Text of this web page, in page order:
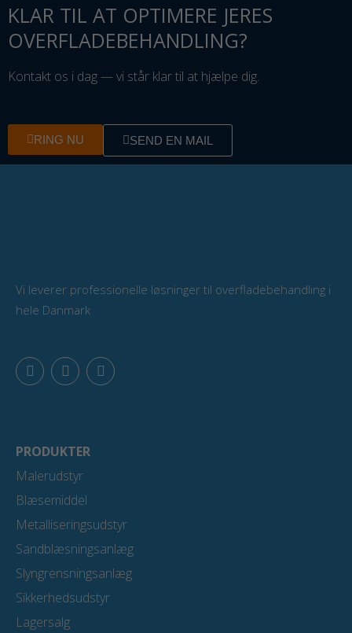
KLAR TIL AT OPTIMERE JERES
OVERFLADEBEHANDLING?
Kontakt os i dag — vi står klar til at hjælpe dig.
RING NU SEND EN MAIL
Vi leverer professionelle løsninger til overfladebehandling i
hele Danmark
F
a
c
o
k
L
i
n
i
n
Y
o
u
PRODUKTER
Malerudstyr
Blæsemiddel
Metalliseringsudstyr
Sandblæsningsanlæg
Slyngrensningsanlæg
Sikkerhedsudstyr
Lagersalg